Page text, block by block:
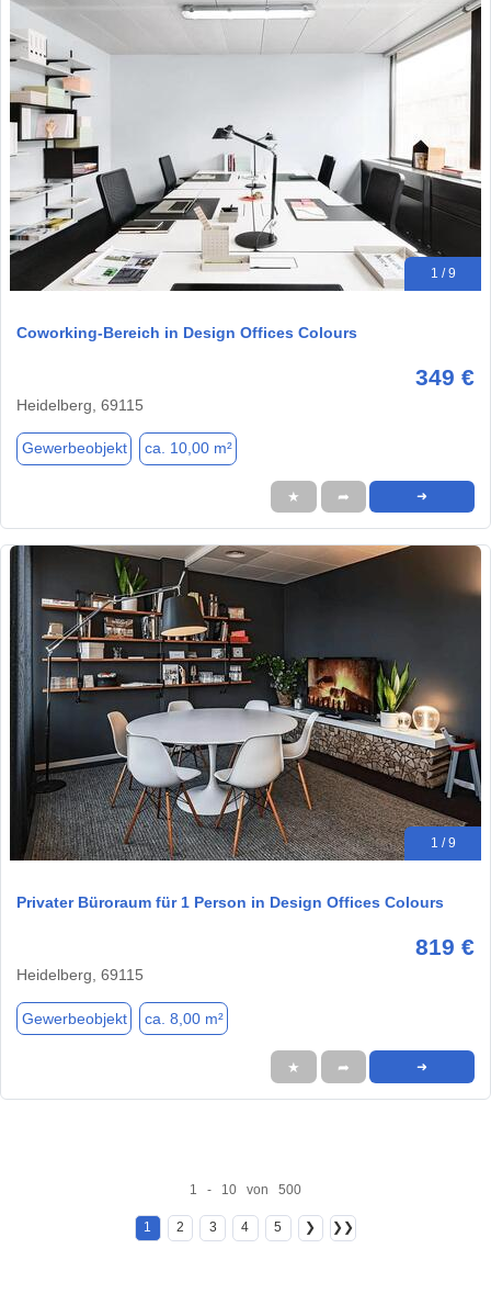
1 / 9
Coworking-Bereich in Design Offices Colours
349 €
Heidelberg, 69115
Gewerbeobjekt ca. 10,00 m²
★ ➦ ➜
1 / 9
Privater Büroraum für 1 Person in Design Offices Colours
819 €
Heidelberg, 69115
Gewerbeobjekt ca. 8,00 m²
★ ➦ ➜
1 - 10 von 500
1 2 3 4 5 ❯ ❯❯